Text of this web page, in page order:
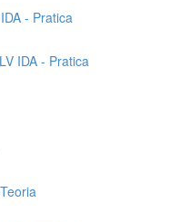
- Pratica
IDA - Pratica